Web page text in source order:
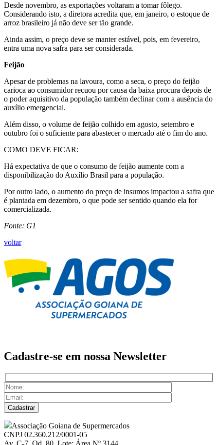
Desde novembro, as exportações voltaram a tomar fôlego.
Considerando isto, a diretora acredita que, em janeiro, o estoque de
arroz brasileiro já não deve ser tão grande.
Ainda assim, o preço deve se manter estável, pois, em fevereiro,
entra uma nova safra para ser considerada.
Feijão
Apesar de problemas na lavoura, como a seca, o preço do feijão
carioca ao consumidor recuou por causa da baixa procura depois de
o poder aquisitivo da população também declinar com a ausência do
auxílio emergencial.
Além disso, o volume de feijão colhido em agosto, setembro e
outubro foi o suficiente para abastecer o mercado até o fim do ano.
COMO DEVE FICAR:
Há expectativa de que o consumo de feijão aumente com a
disponibilização do Auxílio Brasil para a população.
Por outro lado, o aumento do preço de insumos impactou a safra que
é plantada em dezembro, o que pode ser sentido quando ela for
comercializada.
Fonte: G1
voltar
Cadastre-se em nossa Newsletter
Associação Goiana de Supermercados
CNPJ 02.360.212/0001-05